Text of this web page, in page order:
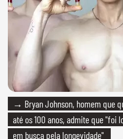
→ Bryan Johnson, homem que
até os 100 anos, admite que "foi
em busca pela longevidade"